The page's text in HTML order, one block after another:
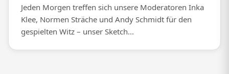
Jeden Morgen treffen sich unsere Moderatoren Inka
Klee, Normen Sträche und Andy Schmidt für den
gespielten Witz – unser Sketch...